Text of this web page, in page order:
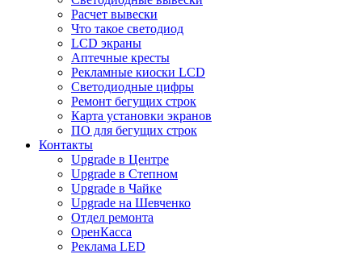
Расчет вывески
Что такое светодиод
LCD экраны
Аптечные кресты
Рекламные киоски LCD
Светодиодные цифры
Ремонт бегущих строк
Карта установки экранов
ПО для бегущих строк
Контакты
Upgrade в Центре
Upgrade в Степном
Upgrade в Чайке
Upgrade на Шевченко
Отдел ремонта
ОренКасса
Реклама LED